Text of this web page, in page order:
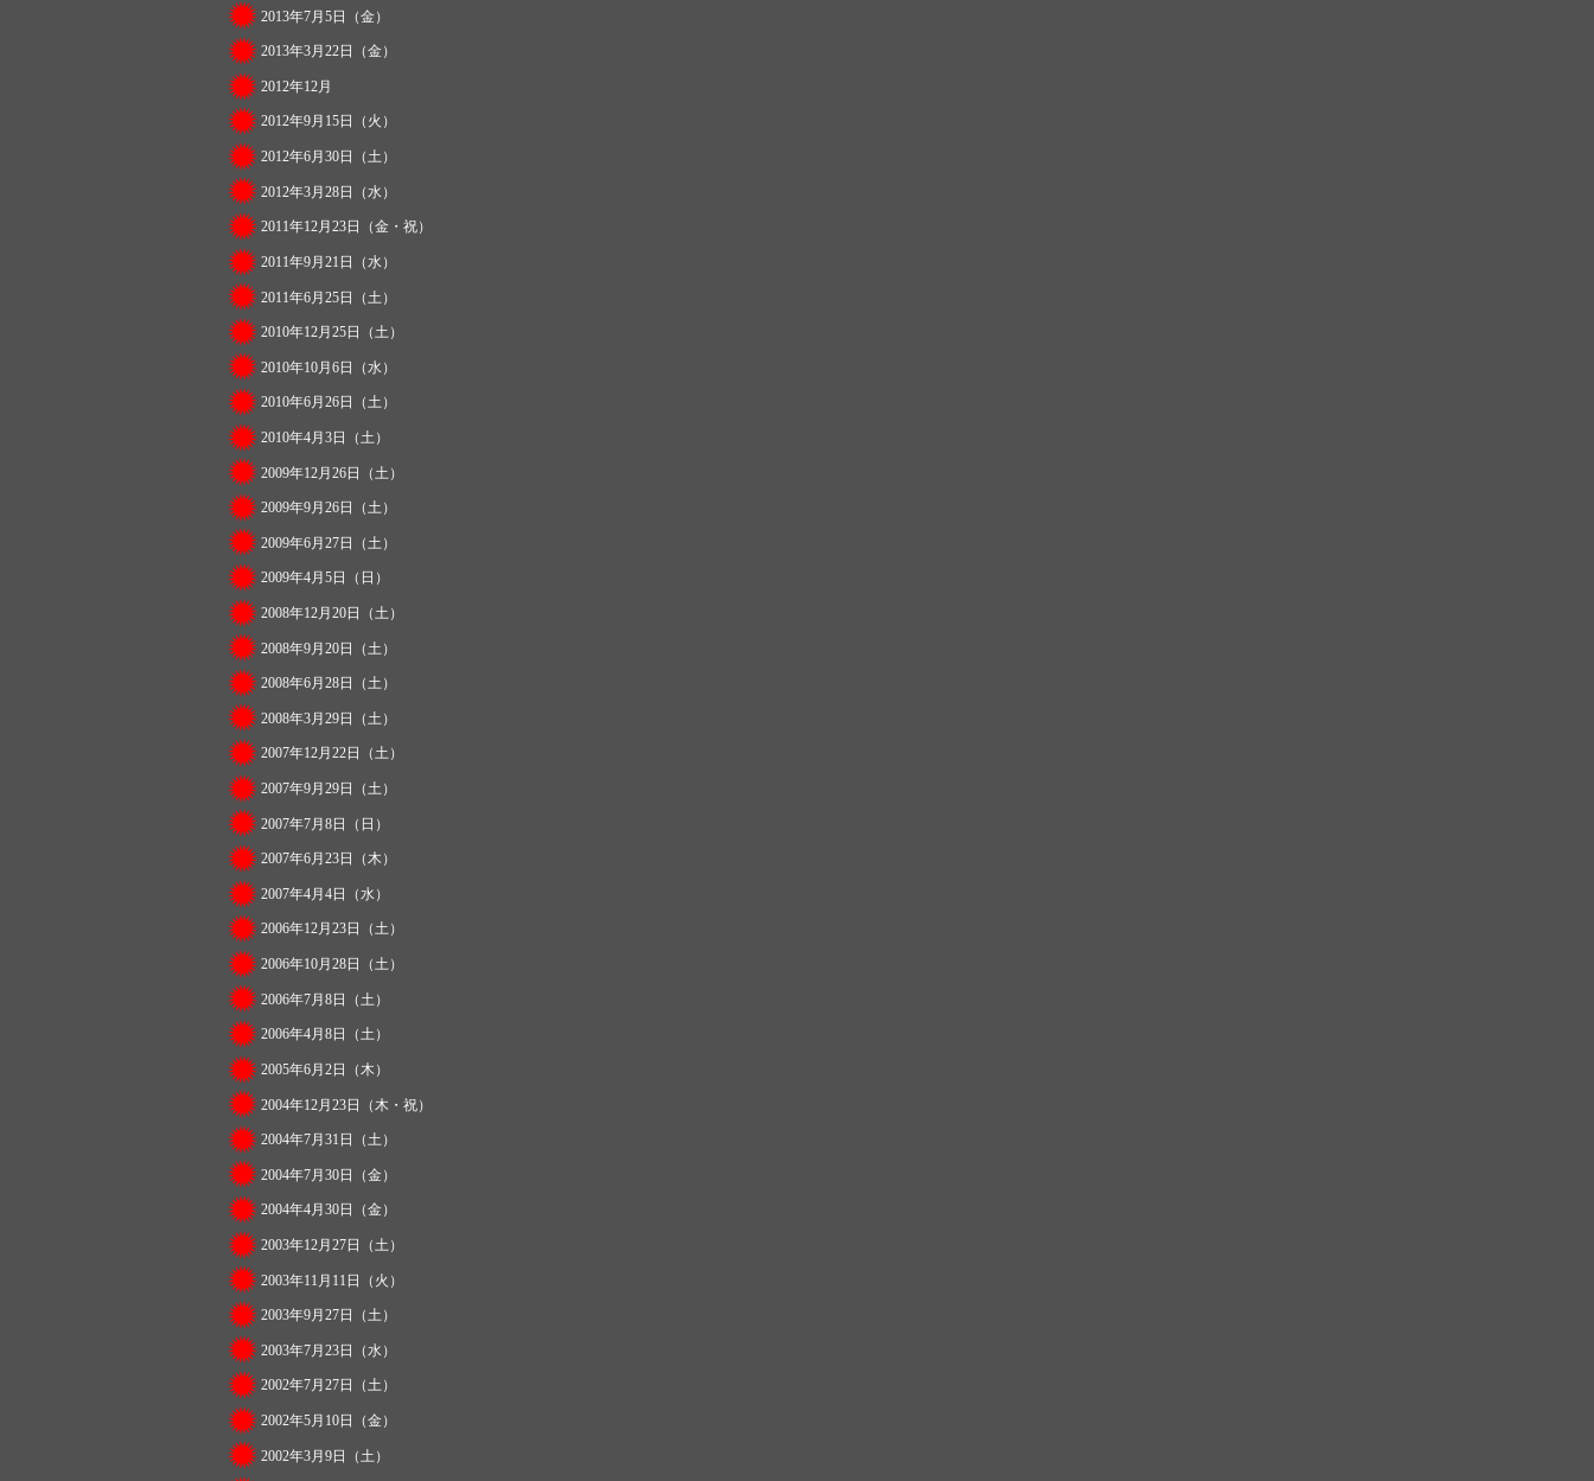
2013年7月5日（金）
2013年3月22日（金）
2012年12月
2012年9月15日（火）
2012年6月30日（土）
2012年3月28日（水）
2011年12月23日（金・祝）
2011年9月21日（水）
2011年6月25日（土）
2010年12月25日（土）
2010年10月6日（水）
2010年6月26日（土）
2010年4月3日（土）
2009年12月26日（土）
2009年9月26日（土）
2009年6月27日（土）
2009年4月5日（日）
2008年12月20日（土）
2008年9月20日（土）
2008年6月28日（土）
2008年3月29日（土）
2007年12月22日（土）
2007年9月29日（土）
2007年7月8日（日）
2007年6月23日（木）
2007年4月4日（水）
2006年12月23日（土）
2006年10月28日（土）
2006年7月8日（土）
2006年4月8日（土）
2005年6月2日（木）
2004年12月23日（木・祝）
2004年7月31日（土）
2004年7月30日（金）
2004年4月30日（金）
2003年12月27日（土）
2003年11月11日（火）
2003年9月27日（土）
2003年7月23日（水）
2002年7月27日（土）
2002年5月10日（金）
2002年3月9日（土）